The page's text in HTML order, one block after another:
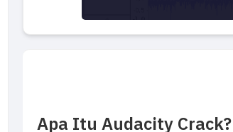
Apa Itu Audacity Crack?